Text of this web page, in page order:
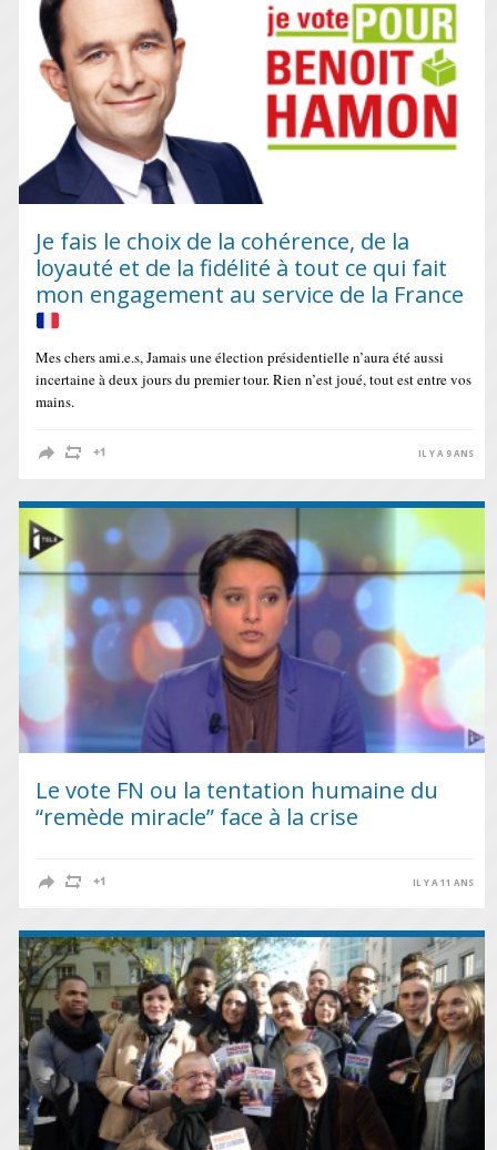
Je fais le choix de la cohérence, de la
loyauté et de la fidélité à tout ce qui fait
mon engagement au service de la France
Mes chers ami.e.s, Jamais une élection présidentielle n’aura été aussi
incertaine à deux jours du premier tour. Rien n’est joué, tout est entre vos
mains.
IL Y A 9 ANS
Le vote FN ou la tentation humaine du
“remède miracle” face à la crise
IL Y A 11 ANS